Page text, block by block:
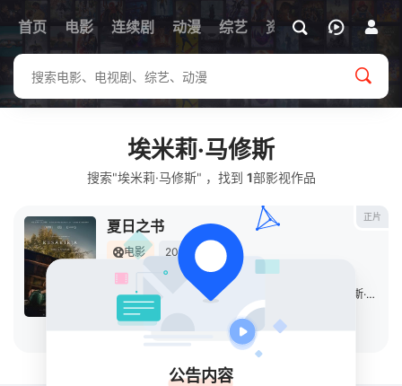
首页 电影 连续剧 动漫 综艺 资讯
埃米莉·马修斯
搜索"埃米莉·马修斯" ，找到 1部影视作品
正片
夏日之书
电影 2024
美国
导演：
查理·麦克道威尔
主演：格伦·克洛斯 / 英格瓦·埃盖特·西古德松 安德斯·丹尼尔森·李
立即播放
公告内容